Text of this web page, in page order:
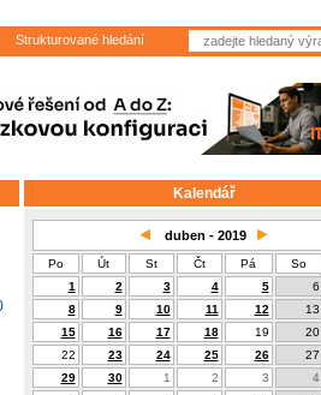
Strukturované hledání
Kalendář
duben - 2019
Po Út St Čt Pá So
1
2 3 4 5 6
8
9 10 11 12 13
15
16 17 18 19 20
22
23 24 25 26 27
29
30 1 2 3 4